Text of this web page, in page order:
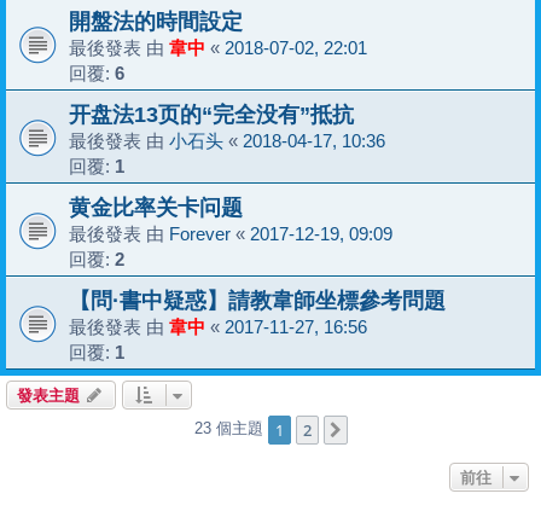
開盤法的時間設定
最後發表 由 韋中 « 2018-07-02, 22:01
回覆: 6
开盘法13页的“完全没有”抵抗
最後發表 由 小石头 « 2018-04-17, 10:36
回覆: 1
黄金比率关卡问题
最後發表 由 Forever « 2017-12-19, 09:09
回覆: 2
【問·書中疑惑】請教韋師坐標參考問題
最後發表 由 韋中 « 2017-11-27, 16:56
回覆: 1
發表主題
23 個主題 1 2
前往